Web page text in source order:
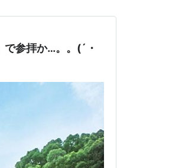
で参拝か…。。(´・